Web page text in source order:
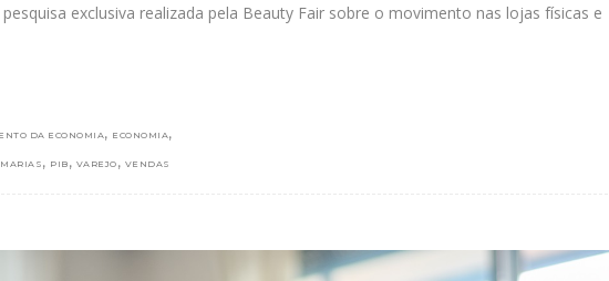
exclusiva realizada pela Beauty Fair sobre o movimento nas lojas físicas e
DA ECONOMIA, ECONOMIA ,
, PIB , VAREJO , VENDAS